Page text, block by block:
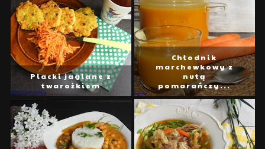
Placki jaglane z
twarożkiem
Chłodnik
marchewkowy z
nutą
pomarańczy...